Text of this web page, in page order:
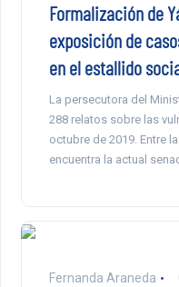
Formalización de
exposición de
en el estallido
La persecutora del
288 relatos sobre las
octubre de 2019. Entre
encuentra la actual
Fernanda Araneda